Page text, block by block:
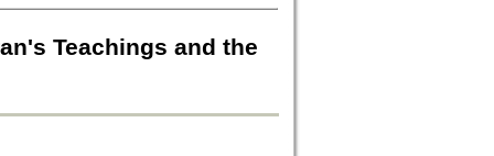
Teachings and the